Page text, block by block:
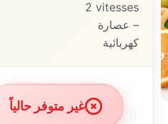
غير متوفر حالياً
معلومات الزبون
الاسم الكامل *